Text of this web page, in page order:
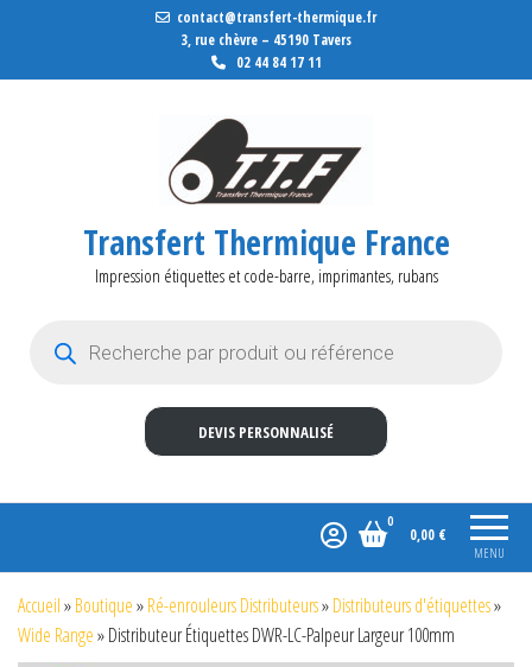
contact@transfert-thermique.fr
3, rue chèvre – 45190 Tavers
02 44 84 17 11
Transfert Thermique France
Impression étiquettes et code-barre, imprimantes, rubans
DEVIS PERSONNALISÉ
MENU
0
0,00 €
Accueil»Boutique»Ré-enrouleurs Distributeurs»Distributeurs d'étiquettes»
Wide Range»Distributeur Étiquettes DWR-LC-Palpeur Largeur 100mm